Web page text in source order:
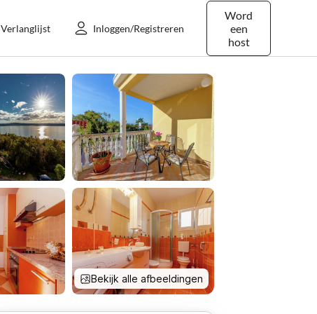
Word
een
host
Verlanglijst Inloggen/Registreren
Bekijk alle afbeeldingen